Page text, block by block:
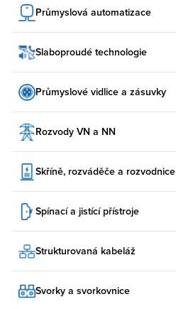
Průmyslová automatizace
Slaboproudé technologie
Průmyslové vidlice a zásuvky
Rozvody VN a NN
Skříně, rozváděče a rozvodnice
Spínací a jistící přístroje
Strukturovaná kabeláž
Svorky a svorkovnice